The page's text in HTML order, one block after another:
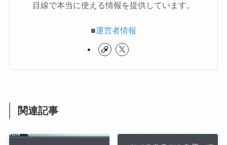
目線で本当に使える情報を提供しています。
■運営者情報
関連記事